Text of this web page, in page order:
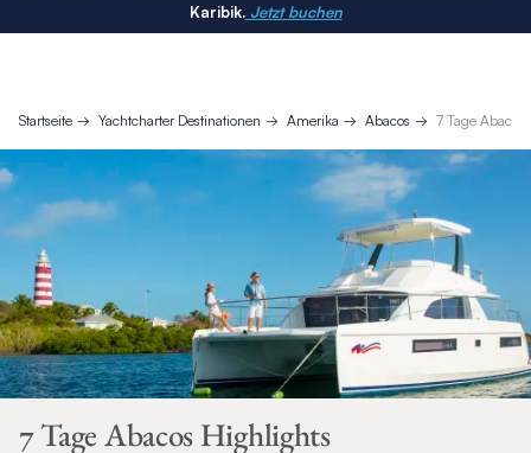
Karibik.Jetzt buchen
Startseite Yachtcharter Destinationen Amerika Abacos 7 Tage
7 Tage Abacos Highlights